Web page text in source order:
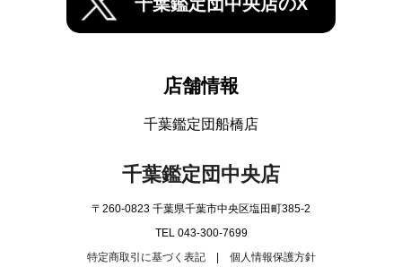
店舗情報
千葉鑑定団船橋店
千葉鑑定団中央店
〒260-0823 千葉県千葉市中央区塩田町385-2
TEL 043-300-7699
特定商取引に基づく表記| 個人情報保護方針